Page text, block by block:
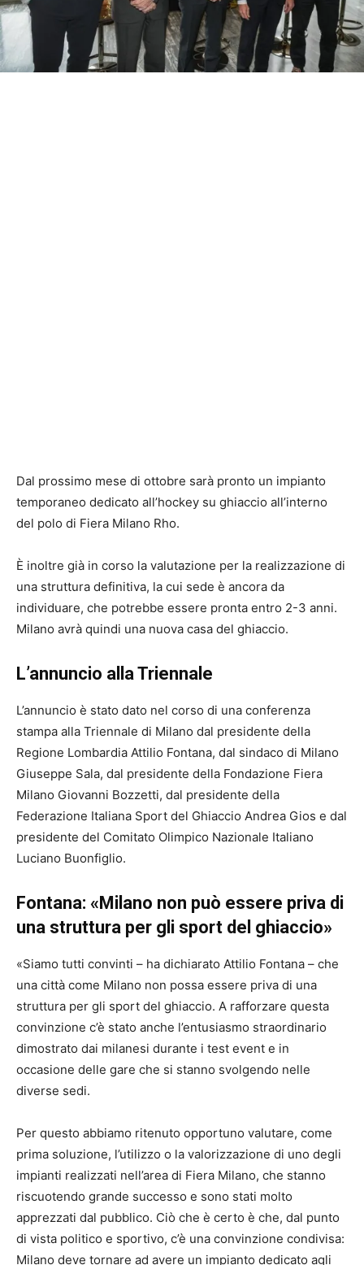
Dal prossimo mese di ottobre sarà pronto un impianto
temporaneo dedicato all’hockey su ghiaccio all’interno
del polo di Fiera Milano Rho.
È inoltre già in corso la valutazione per la realizzazione di
una struttura definitiva, la cui sede è ancora da
individuare, che potrebbe essere pronta entro 2-3 anni.
Milano avrà quindi una nuova casa del ghiaccio.
L’annuncio alla Triennale
L’annuncio è stato dato nel corso di una conferenza
stampa alla Triennale di Milano dal presidente della
Regione Lombardia Attilio Fontana, dal sindaco di Milano
Giuseppe Sala, dal presidente della Fondazione Fiera
Milano Giovanni Bozzetti, dal presidente della
Federazione Italiana Sport del Ghiaccio Andrea Gios e dal
presidente del Comitato Olimpico Nazionale Italiano
Luciano Buonfiglio.
Fontana: «Milano non può essere priva di
una struttura per gli sport del ghiaccio»
«Siamo tutti convinti – ha dichiarato Attilio Fontana – che
una città come Milano non possa essere priva di una
struttura per gli sport del ghiaccio. A rafforzare questa
convinzione c’è stato anche l’entusiasmo straordinario
dimostrato dai milanesi durante i test event e in
occasione delle gare che si stanno svolgendo nelle
diverse sedi.
Per questo abbiamo ritenuto opportuno valutare, come
prima soluzione, l’utilizzo o la valorizzazione di uno degli
impianti realizzati nell’area di Fiera Milano, che stanno
riscuotendo grande successo e sono stati molto
apprezzati dal pubblico. Ciò che è certo è che, dal punto
di vista politico e sportivo, c’è una convinzione condivisa:
Milano deve tornare ad avere un impianto dedicato agli